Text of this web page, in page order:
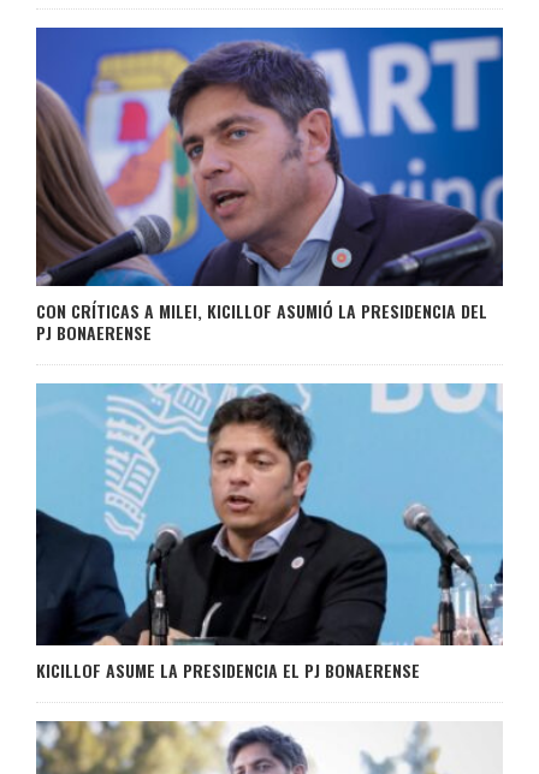
CON CRÍTICAS A MILEI, KICILLOF ASUMIÓ LA PRESIDENCIA DEL
PJ BONAERENSE
KICILLOF ASUME LA PRESIDENCIA EL PJ BONAERENSE